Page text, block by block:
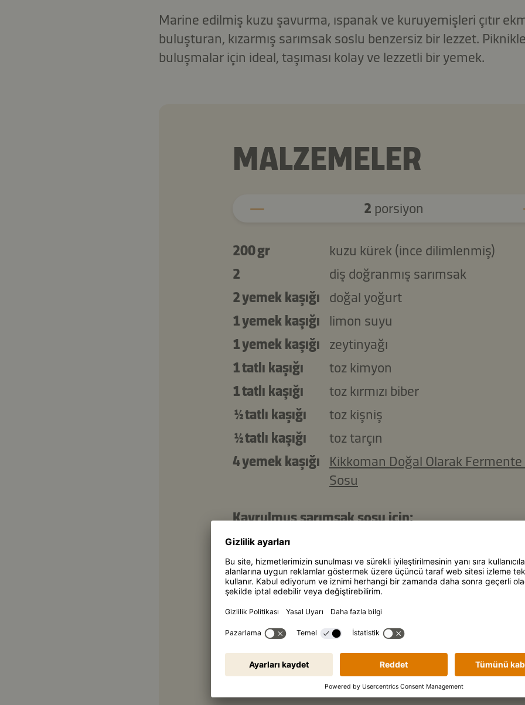
Marine edilmiş kuzu şavurma, ıspanak ve kuruyemişleri çıtır
buluşturan, kızarmış sarımsak soslu benzersiz bir lezzet.
buluşmalar için ideal, taşıması kolay ve lezzetli bir yemek.
MALZEMELER
2 porsiyon
200 gr
kuzu kürek (ince dilimlenmiş)
2
diş doğranmış sarımsak
2 yemek kaşığı
doğal yoğurt
1 yemek kaşığı
limon suyu
1 yemek kaşığı
zeytinyağı
1 tatlı kaşığı
toz kimyon
1 tatlı kaşığı
toz kırmızı biber
½ tatlı kaşığı
toz kişniş
½ tatlı kaşığı
toz tarçın
4 yemek kaşığı
Kikkoman Doğal Olarak Fermente
Sosu
Kavrulmuş sarımsak sosu için:
½
1 tutam
tuz
2 yemek kaşığı Kikkoman Kavrulmuş Sarımsaklı
Teriyaki Wok Sosu
2 yemek kaşığı
zeytinyağı
2 yemek kaşığı süzme yoğurt